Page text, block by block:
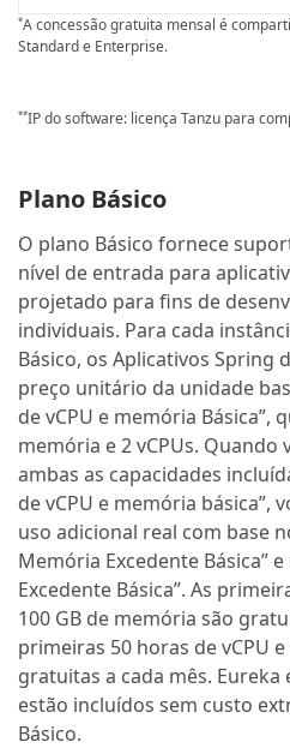
*A concessão gratuita mensal é
Standard e Enterprise.
**IP do software: licença Tanzu para
Plano Básico
O plano Básico fornece
nível de entrada para
projetado para fins de
individuais. Para cada
Básico, os Aplicativos Spring
preço unitário da unidade
de vCPU e memória Básica”,
memória e 2 vCPUs. Quando
ambas as capacidades
de vCPU e memória básica”,
uso adicional real com base
Memória Excedente Básica”
Excedente Básica”. As
100 GB de memória são
primeiras 50 horas de vCPU
gratuitas a cada mês. Eureka
estão incluídos sem custo
Básico.